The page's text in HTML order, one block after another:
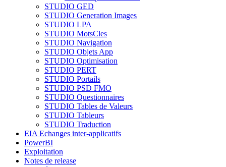
STUDIO GED
STUDIO Generation Images
STUDIO LPA
STUDIO MotsCles
STUDIO Navigation
STUDIO Objets App
STUDIO Optimisation
STUDIO PERT
STUDIO Portails
STUDIO PSD FMO
STUDIO Questionnaires
STUDIO Tables de Valeurs
STUDIO Tableurs
STUDIO Traduction
EIA Echanges inter-applicatifs
PowerBI
Exploitation
Notes de release